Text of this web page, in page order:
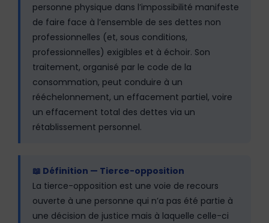
personne physique dans l’impossibilité manifeste
de faire face à l’ensemble de ses dettes non
professionnelles (et, sous conditions,
professionnelles) exigibles et à échoir. Son
traitement, organisé par le code de la
consommation, peut conduire à un
rééchelonnement, un effacement partiel, voire
un effacement total des dettes via un
rétablissement personnel.
📖 Définition — Tierce-opposition
La tierce-opposition est une voie de recours
ouverte à une personne qui n’a pas été partie à
une décision de justice mais à laquelle celle-ci